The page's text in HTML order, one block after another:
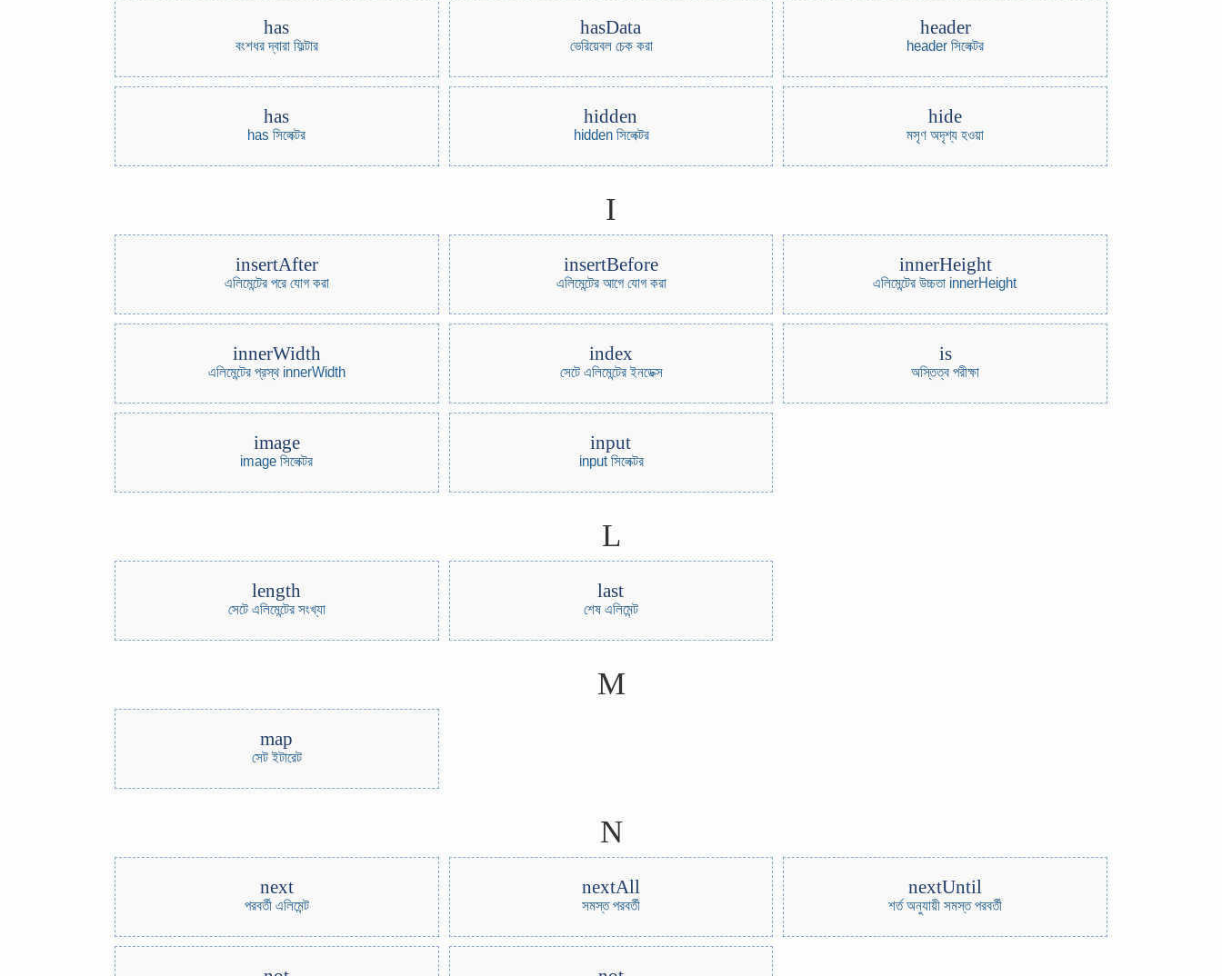
has
বংশধর দ্বারা ফিল্টার
hasData
ভেরিয়েবল চেক করা
header
header সিলেক্টর
has
has সিলেক্টর
hidden
hidden সিলেক্টর
hide
মসৃণ অদৃশ্য হওয়া
I
insertAfter
এলিমেন্টের পরে যোগ করা
insertBefore
এলিমেন্টের আগে যোগ করা
innerHeight
এলিমেন্টের উচ্চতা innerHeight
innerWidth
এলিমেন্টের প্রস্থ innerWidth
index
সেটে এলিমেন্টের ইনডেক্স
is
অস্তিত্ব পরীক্ষা
image
image সিলেক্টর
input
input সিলেক্টর
L
length
সেটে এলিমেন্টের সংখ্যা
last
শেষ এলিমেন্ট
M
map
সেট ইটারেট
N
next
পরবর্তী এলিমেন্ট
nextAll
সমস্ত পরবর্তী
nextUntil
শর্ত অনুযায়ী সমস্ত পরবর্তী